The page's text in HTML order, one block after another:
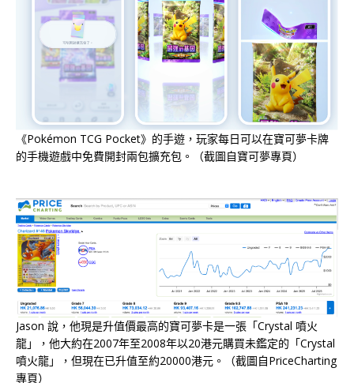
《Pokémon TCG Pocket》的手遊，玩家每日可以在寶可夢卡牌
的手機遊戲中免費開封兩包擴充包。（截圖自寶可夢專頁）
Jason 說，他現是升值價最高的寶可夢卡是一張「Crystal 噴火
龍」，他大約在2007年至2008年以20港元購買未鑑定的「Crystal
噴火龍」，但現在已升值至約20000港元。（截圖自PriceCharting
專頁）